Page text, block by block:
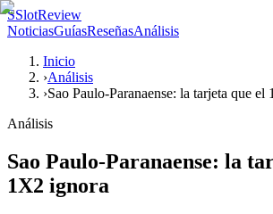
SSlotReview
NoticiasGuíasReseñasAnálisis
Inicio
›Análisis
›Sao Paulo-Paranaense: la tarjeta que el
Análisis
Sao Paulo-Paranaense: la
1X2 ignora